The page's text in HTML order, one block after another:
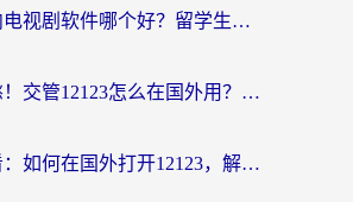
海外看国内电视剧软件哪个好？留学生亲测有效的追剧加速方案
海外党别愁！交管12123怎么在国外用？一篇搞定回国资源访问难题
海外党必看：如何在国外打开12123，解决小程序登录难题